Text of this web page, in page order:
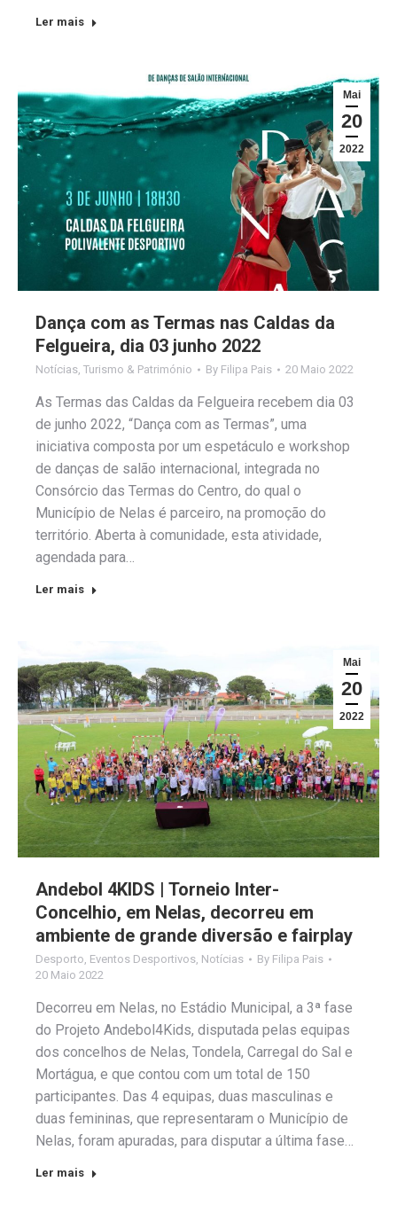
Ler mais
Mai
20
2022
Dança com as Termas nas Caldas da
Felgueira, dia 03 junho 2022
Notícias Turismo & Património By Filipa Pais 20 Maio 2022
As Termas das Caldas da Felgueira recebem dia 03
de junho 2022, “Dança com as Termas”, uma
iniciativa composta por um espetáculo e workshop
de danças de salão internacional, integrada no
Consórcio das Termas do Centro, do qual o
Município de Nelas é parceiro, na promoção do
território. Aberta à comunidade, esta atividade,
agendada para…
Ler mais
Mai
20
2022
Andebol 4KIDS | Torneio Inter-
Concelhio, em Nelas, decorreu em
ambiente de grande diversão e fairplay
Desporto Eventos Desportivos Notícias By Filipa Pais
20 Maio 2022
Decorreu em Nelas, no Estádio Municipal, a 3ª fase
do Projeto Andebol4Kids, disputada pelas equipas
dos concelhos de Nelas, Tondela, Carregal do Sal e
Mortágua, e que contou com um total de 150
participantes. Das 4 equipas, duas masculinas e
duas femininas, que representaram o Município de
Nelas, foram apuradas, para disputar a última fase…
Ler mais